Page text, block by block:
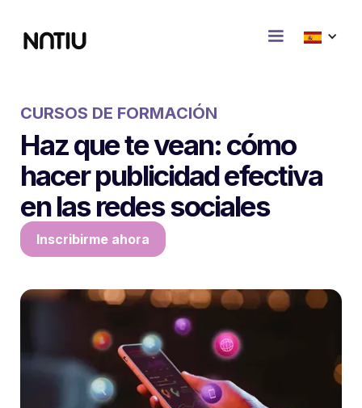
CURSOS DE FORMACIÓN
Haz que te vean: cómo
hacer publicidad efectiva
en las redes sociales
Inscribirme ahora